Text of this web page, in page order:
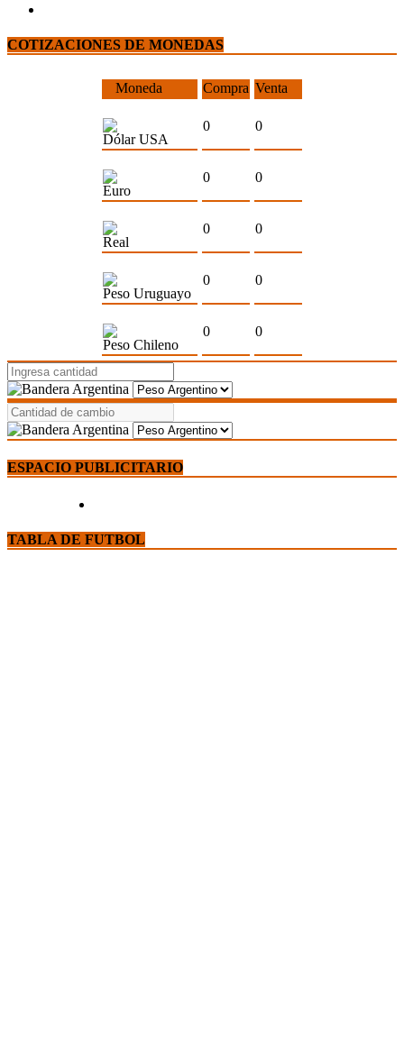
COTIZACIONES DE MONEDAS
Moneda Compra Venta
Dólar USA
0 0
Euro
0 0
Real
0 0
Peso Uruguayo
0 0
Peso Chileno
0 0
ESPACIO PUBLICITARIO
TABLA DE FUTBOL